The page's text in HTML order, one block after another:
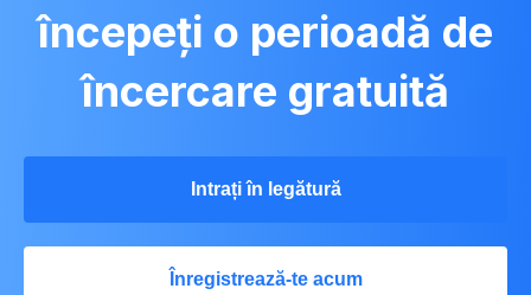
începeți o perioadă de
încercare gratuită
Intrați în legătură
Înregistrează-te acum